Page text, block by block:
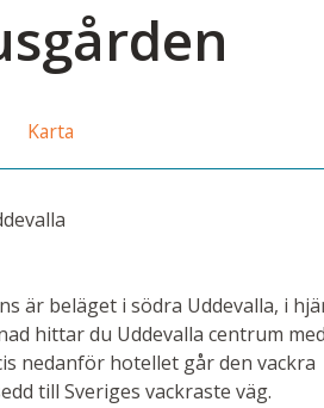
Karta
är beläget i södra Uddevalla, i
hittar du Uddevalla centrum med
nedanför hotellet går den vackra
till Sveriges vackraste väg.